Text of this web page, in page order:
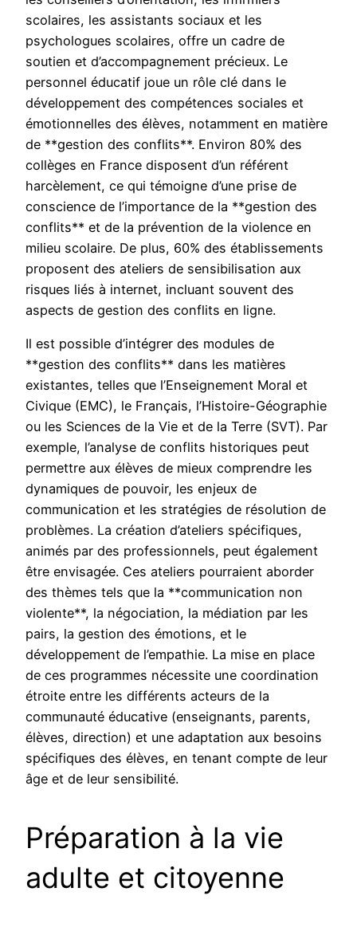
scolaires, les assistants sociaux et les
psychologues scolaires, offre un cadre de
soutien et d’accompagnement précieux. Le
personnel éducatif joue un rôle clé dans le
développement des compétences sociales et
émotionnelles des élèves, notamment en matière
de **gestion des conflits**. Environ 80% des
collèges en France disposent d’un référent
harcèlement, ce qui témoigne d’une prise de
conscience de l’importance de la **gestion des
conflits** et de la prévention de la violence en
milieu scolaire. De plus, 60% des établissements
proposent des ateliers de sensibilisation aux
risques liés à internet, incluant souvent des
aspects de gestion des conflits en ligne.
Il est possible d’intégrer des modules de
**gestion des conflits** dans les matières
existantes, telles que l’Enseignement Moral et
Civique (EMC), le Français, l’Histoire-Géographie
ou les Sciences de la Vie et de la Terre (SVT). Par
exemple, l’analyse de conflits historiques peut
permettre aux élèves de mieux comprendre les
dynamiques de pouvoir, les enjeux de
communication et les stratégies de résolution de
problèmes. La création d’ateliers spécifiques,
animés par des professionnels, peut également
être envisagée. Ces ateliers pourraient aborder
des thèmes tels que la **communication non
violente**, la négociation, la médiation par les
pairs, la gestion des émotions, et le
développement de l’empathie. La mise en place
de ces programmes nécessite une coordination
étroite entre les différents acteurs de la
communauté éducative (enseignants, parents,
élèves, direction) et une adaptation aux besoins
spécifiques des élèves, en tenant compte de leur
âge et de leur sensibilité.
Préparation à la vie
adulte et citoyenne